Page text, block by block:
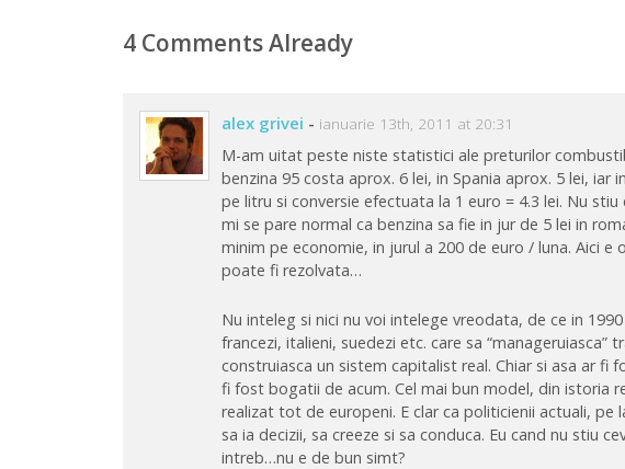
4 Comments Already
alex grivei - ianuarie 13th, 2011 at 20:31
M-am uitat peste niste statistici ale preturilor
benzina 95 costa aprox. 6 lei, in Spania aprox. 5 lei, iar
pe litru si conversie efectuata la 1 euro = 4.3 lei. Nu
mi se pare normal ca benzina sa fie in jur de 5 lei in
minim pe economie, in jurul a 200 de euro / luna. Aici
poate fi rezolvata…
Nu inteleg si nici nu voi intelege vreodata, de ce in
francezi, italieni, suedezi etc. care sa “manageruiasca”
construiasca un sistem capitalist real. Chiar si asa ar
fi fost bogatii de acum. Cel mai bun model, din istoria
realizat tot de europeni. E clar ca politicienii actuali, pe
sa ia decizii, sa creeze si sa conduca. Eu cand nu stiu
intreb…nu e de bun simt?